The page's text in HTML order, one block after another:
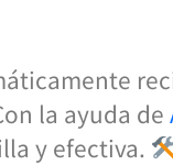
la ayuda de
y efectiva.